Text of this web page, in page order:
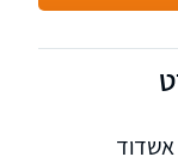
אשדוד